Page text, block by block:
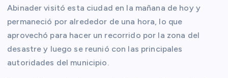
Abinader visitó esta ciudad en la mañana de hoy y
permaneció por alrededor de una hora, lo que
aprovechó para hacer un recorrido por la zona del
desastre y luego se reunió con las principales
autoridades del municipio.